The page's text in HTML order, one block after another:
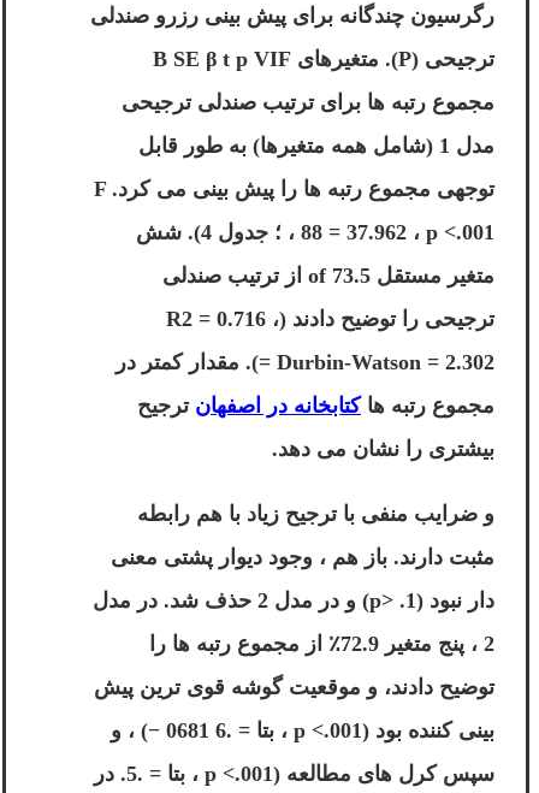
رگرسیون چندگانه برای پیش بینی رزرو صندلی
ترجیحی (P). متغیرهای B SE β t p VIF
مجموع رتبه ها برای ترتیب صندلی ترجیحی
مدل 1 (شامل همه متغیرها) به طور قابل
توجهی مجموع رتبه ها را پیش بینی می کرد. F
، 88 = 37.962 ، p <.001 ؛ جدول 4). شش
متغیر مستقل 73.5 of از ترتیب صندلی
ترجیحی را توضیح دادند (R2 = 0.716 ،
Durbin-Watson = 2.302 =). مقدار کمتر در
مجموع رتبه هاکتابخانه در اصفهان ترجیح
بیشتری را نشان می دهد.
و ضرایب منفی با ترجیح زیاد با هم رابطه
مثبت دارند. باز هم ، وجود دیوار پشتی معنی
دار نبود (p> .1) و در مدل 2 حذف شد. در مدل
2 ، پنج متغیر 72.9٪ از مجموع رتبه ها را
توضیح دادند، و موقعیت گوشه قوی ترین پیش
بینی کننده بود (p <.001 ، بتا = .6 0681 −) ، و
سپس کرل های مطالعه (p <.001 ، بتا = .5. در